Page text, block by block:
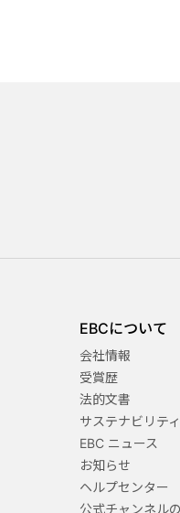
EBCについて
会社情報
受賞歴
法的文書
サステナビリティ
EBC ニュース
お知らせ
ヘルプセンター
公式チャンネル